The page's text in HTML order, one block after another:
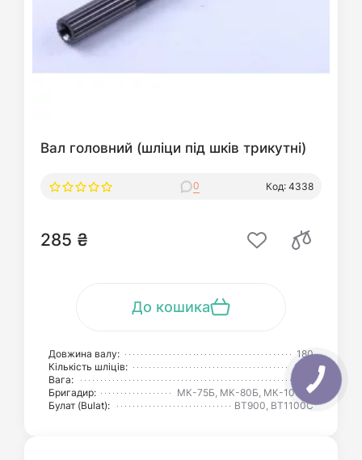
Вал головний (шліци під шків трикутні)
0 Код: 4338
285 ₴
До кошика
Довжина валу:
180
Кількість шліців:
6/19
Вага:
Бригадир:
МК-75Б, МК-80Б, МК-105РБ
Булат (Bulat):
BT900, BT1100C